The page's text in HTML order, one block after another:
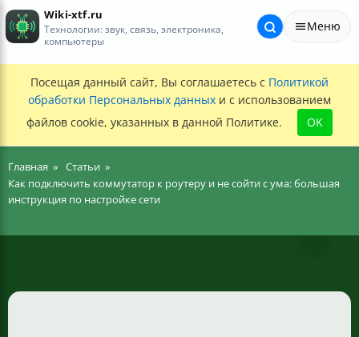
Wiki-xtf.ru
Технологии: звук, связь, электроника,
компьютеры
Меню
Посещая данный сайт, Вы соглашаетесь с Политикой
обработки Персональных данных и с использованием
файлов cookie, указанных в данной Политике.
OK
Главная
Статьи
Как подключить коммутатор к роутеру и не сойти с ума: большая
инструкция по настройке сети